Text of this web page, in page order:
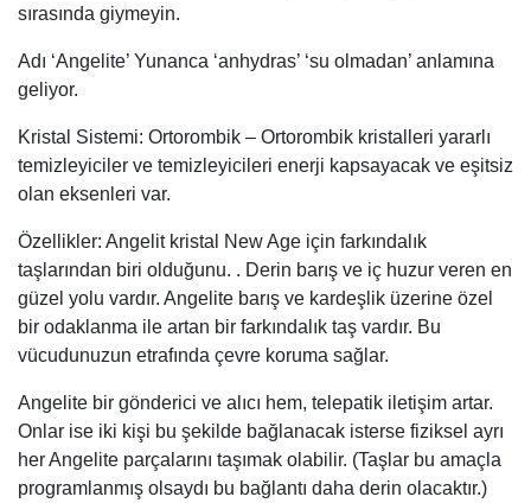
sırasında giymeyin.
Adı ‘Angelite’ Yunanca ‘anhydras’ ‘su olmadan’ anlamına
geliyor.
Kristal Sistemi: Ortorombik – Ortorombik kristalleri yararlı
temizleyiciler ve temizleyicileri enerji kapsayacak ve eşitsiz
olan eksenleri var.
Özellikler: Angelit kristal New Age için farkındalık
taşlarından biri olduğunu. . Derin barış ve iç huzur veren en
güzel yolu vardır. Angelite barış ve kardeşlik üzerine özel
bir odaklanma ile artan bir farkındalık taş vardır. Bu
vücudunuzun etrafında çevre koruma sağlar.
Angelite bir gönderici ve alıcı hem, telepatik iletişim artar.
Onlar ise iki kişi bu şekilde bağlanacak isterse fiziksel ayrı
her Angelite parçalarını taşımak olabilir. (Taşlar bu amaçla
programlanmış olsaydı bu bağlantı daha derin olacaktır.)